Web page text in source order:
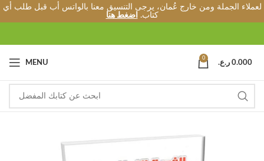
لعملاء الجملة ومن خارج عُمان، يرجى التنسيق معنا بالواتس أب قبل طلب أي
كتاب.
اضغط هنا
MENU
0
0.000 ر.ع.